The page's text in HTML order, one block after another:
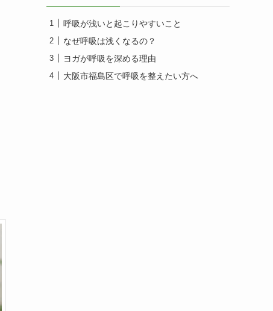
呼吸が浅いと起こりやすいこと
なぜ呼吸は浅くなるの？
ヨガが呼吸を深める理由
大阪市福島区で呼吸を整えたい方へ